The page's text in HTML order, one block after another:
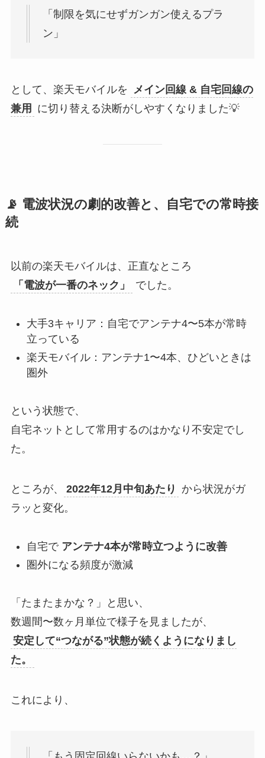
「制限を気にせずガンガン使えるプラ
ン」
として、楽天モバイルを
メイン回線 & 自宅回線の
兼用
に切り替える決断がしやすくなりました💡
📡 電波状況の劇的改善と、自宅での常時接
続
以前の楽天モバイルは、正直なところ
「電波が一番のネック」
でした。
大手3キャリア：自宅でアンテナ4〜5本が常時
立っている
楽天モバイル：アンテナ1〜4本、ひどいときは
圏外
という状態で、
自宅ネットとして常用するのはかなり不安定でし
た。
ところが、 2022年12月中旬あたり
から状況がガ
ラッと変化。
自宅で アンテナ4本が常時立つように改善
圏外になる頻度が激減
「たまたまかな？」と思い、
数週間〜数ヶ月単位で様子を見ましたが、
安定して“つながる”状態が続くようになりまし
た。
これにより、